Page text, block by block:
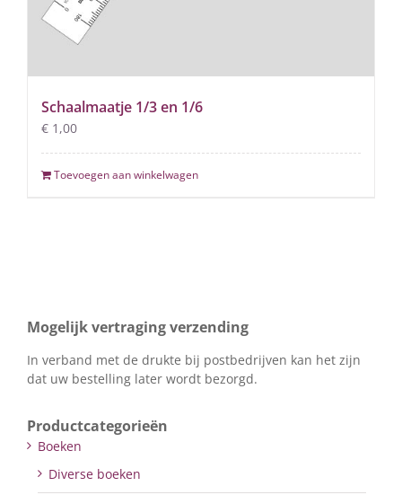
Schaalmaatje 1/3 en 1/6
€ 1,00
Toevoegen aan winkelwagen
Mogelijk vertraging verzending
In verband met de drukte bij postbedrijven kan het zijn
dat uw bestelling later wordt bezorgd.
Productcategorieën
Boeken
Diverse boeken